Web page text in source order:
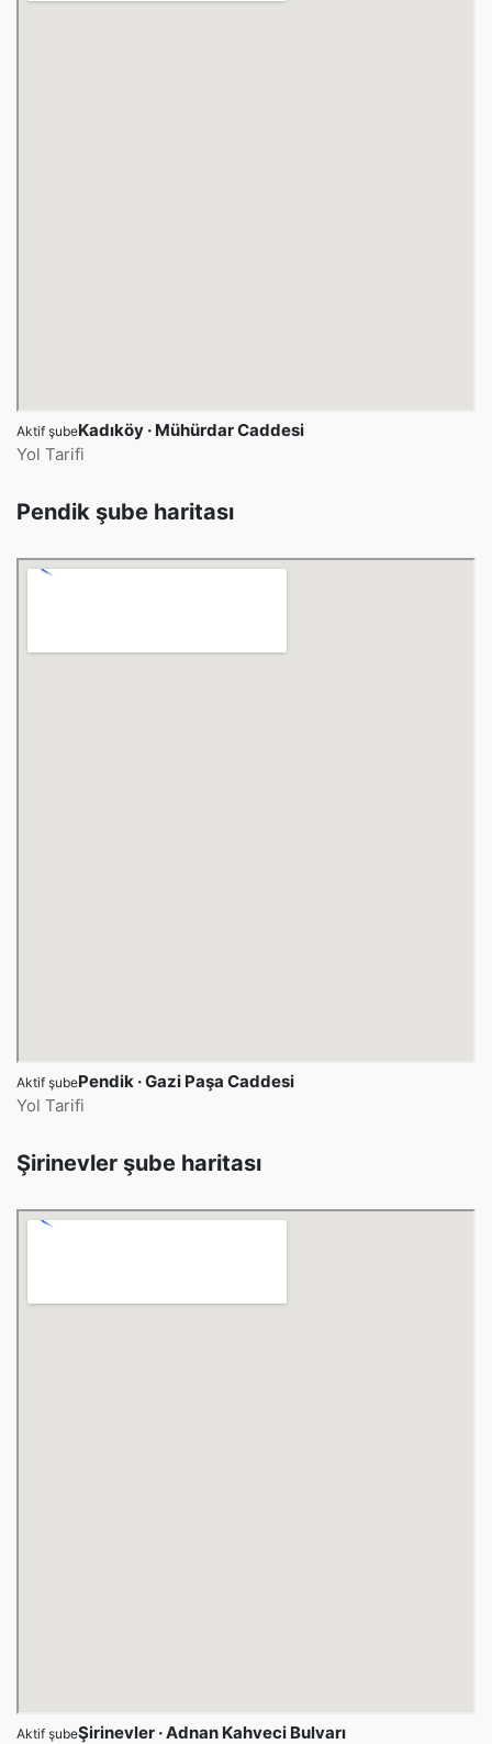
Aktif şubeKadıköy · Mühürdar Caddesi
Yol Tarifi
Pendik şube haritası
Aktif şubePendik · Gazi Paşa Caddesi
Yol Tarifi
Şirinevler şube haritası
Aktif şubeŞirinevler · Adnan Kahveci Bulvarı